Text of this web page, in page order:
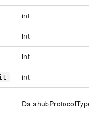
int
int
int
int
DatahubProtocolType